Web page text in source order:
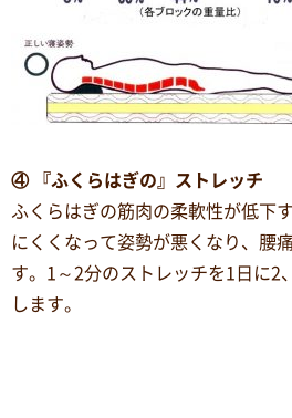
④ 『ふくらはぎの』ストレッチ
ふくらはぎの筋肉の柔軟性が低下
にくくなって姿勢が悪くなり、腰
す。1～2分のストレッチを1日に2
します。